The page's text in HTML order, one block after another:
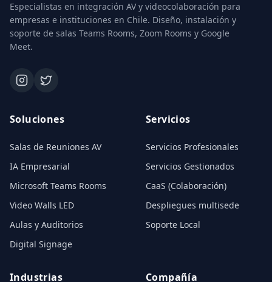
Especialistas en integración AV y videocolaboración para
empresas e instituciones en Chile. Diseño, instalación y
soporte de salas Teams Rooms, Zoom Rooms y Google
Meet.
Soluciones
Salas de Reuniones AV
IA Empresarial
Microsoft Teams Rooms
Video Walls LED
Aulas y Auditorios
Digital Signage
Servicios
Servicios Profesionales
Servicios Gestionados
CaaS (Colaboración)
Despliegues multisede
Soporte Local
Industrias Compañía